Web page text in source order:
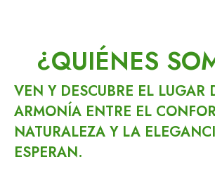
¿QUIÉNES
VEN Y DESCUBRE EL LUGAR
ARMONÍA ENTRE EL
NATURALEZA Y LA
ESPERAN.